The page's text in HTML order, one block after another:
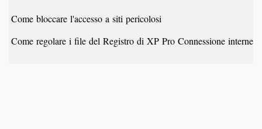
Come bloccare l'accesso a siti pericolosi
Come regolare i file del Registro di XP Pro Connessione internet